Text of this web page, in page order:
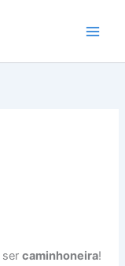
sercaminhoneira!